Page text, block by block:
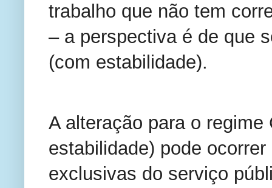
trabalho que não tem
– a perspectiva é de que
(com estabilidade).
A alteração para o
estabilidade) pode
exclusivas do serviço